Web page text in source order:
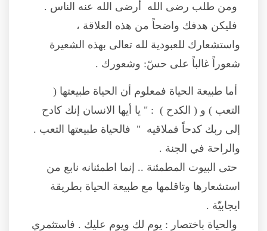
ومن طلب رضى الله أرضى الله عنه الناس .
فليكن هدفك واضحاً من هذه العلاقة ،
واستشعارك للعبودية لله تعالى بهذه الشعيرة
شعوراً غالباً على حسّ: وشعورك .
أما طبيعة الحياة فمعلوم أن الحياة طبيعتها (
التعب ) و ( الكدح ) : " يا أيها الانسان إنك كادح
إلى ربك كدحاً فملاقيه " فالحياة طبيعتها التعب .
والراحة في الجنة .
حتى البيوت المطمئنة .. إنما اطمئنانه نابع من
استشعارها وتاقلمها مع طبيعة الحياة بطريقة
ايجابيّة .
والحياة باختصار : يوم لك ويوم عليك . فاستثمري